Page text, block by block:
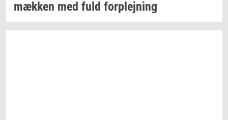
mæk­ken med fuld for­plej­ning